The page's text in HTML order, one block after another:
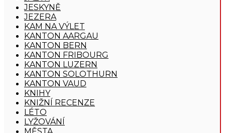
JESKYNĚ
JEZERA
KAM NA VÝLET
KANTON AARGAU
KANTON BERN
KANTON FRIBOURG
KANTON LUZERN
KANTON SOLOTHURN
KANTON VAUD
KNIHY
KNIŽNÍ RECENZE
LÉTO
LYŽOVÁNÍ